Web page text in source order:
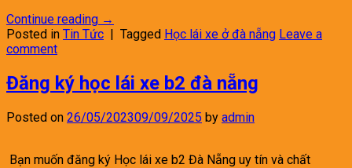
Continue reading →
Posted in Tin Tức | Tagged Học lái xe ở đà nẵng Leave a
comment
Đăng ký học lái xe b2 đà nẵng
Posted on 26/05/202309/09/2025 by admin
Bạn muốn đăng ký Học lái xe b2 Đà Nẵng uy tín và chất